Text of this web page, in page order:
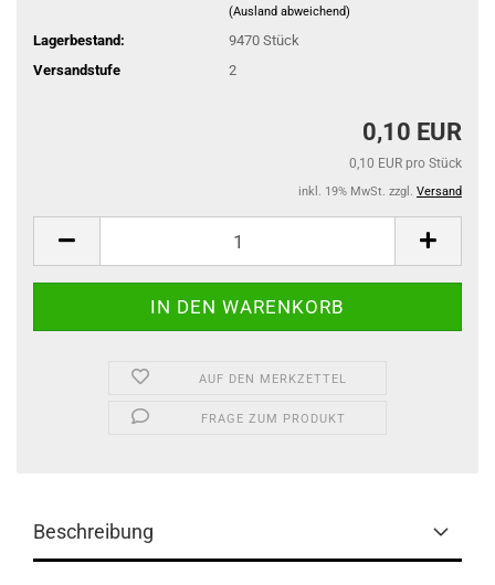
(Ausland abweichend)
Lagerbestand: 9470 Stück
Versandstufe
2
0,10 EUR
0,10 EUR pro Stück
inkl. 19% MwSt. zzgl. Versand
AUF DEN MERKZETTEL
FRAGE ZUM PRODUKT
Beschreibung